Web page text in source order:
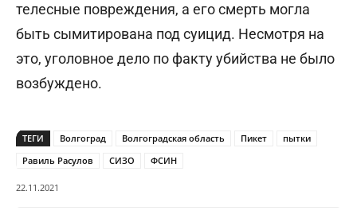
телесные повреждения, а его смерть могла
быть сымитирована под суицид. Несмотря на
это, уголовное дело по факту убийства не было
возбуждено.
ТЕГИ Волгоград Волгоградская область Пикет
пытки
Равиль Расулов
СИЗО ФСИН
22.11.2021